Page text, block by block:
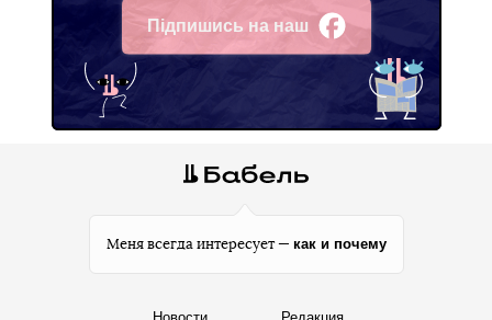
улиц и проезжие части, что осложнило движение